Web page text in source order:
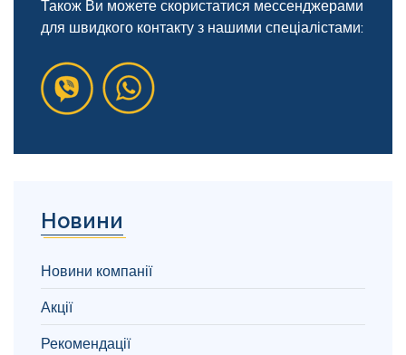
Також Ви можете скористатися мессенджерами
для швидкого контакту з нашими спеціалістами:
Новини
Новини компанії
Акції
Рекомендації